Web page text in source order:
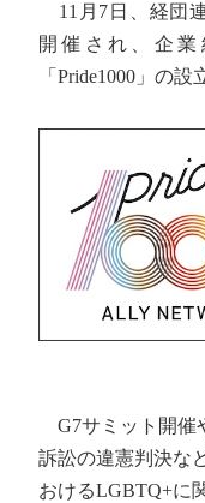
11月7日、経団
開催され、企
「Pride1000」の
G7サミット開催
訴訟の違憲判決な
おけるLGBTQ+に